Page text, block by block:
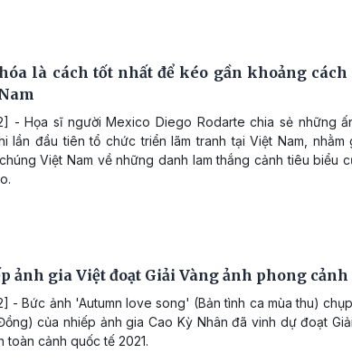
là cách tốt nhất để kéo gần khoảng
- Họa sĩ người Mexico Diego Rodarte chia sẻ những
lần đầu tiên tổ chức triển lãm tranh tại Việt Nam, nhằm
Việt Nam về những danh lam thắng cảnh tiêu biểu
ảnh gia Việt đoạt Giải Vàng ảnh phong cảnh
- Bức ảnh 'Autumn love song' (Bản tình ca mùa thu)
của nhiếp ảnh gia Cao Kỳ Nhân đã vinh dự đoạt
toàn cảnh quốc tế 2021.